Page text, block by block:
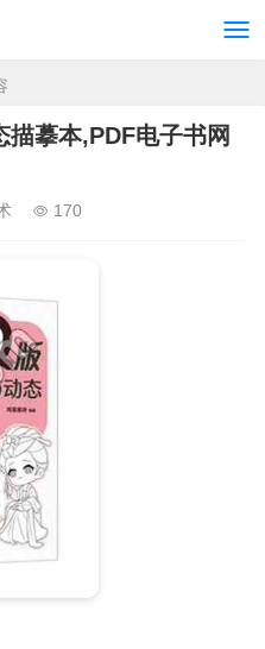
摹本,PDF电子书网
170